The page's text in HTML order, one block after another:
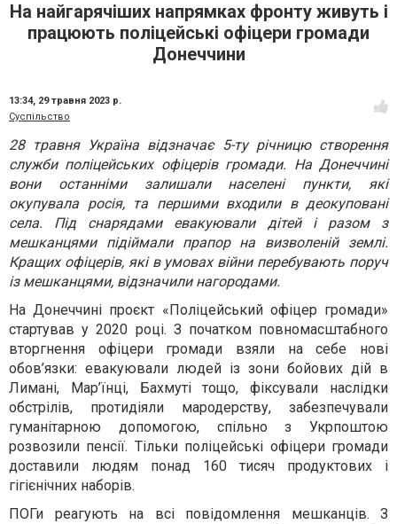
На найгарячіших напрямках фронту живуть і
працюють поліцейські офіцери громади
Донеччини
13:34, 29 травня 2023 р.
Суспільство
28 травня Україна відзначає 5-ту річницю створення
служби поліцейських офіцерів громади. На Донеччині
вони останніми залишали населені пункти, які
окупувала росія, та першими входили в деокуповані
села. Під снарядами евакуювали дітей і разом з
мешканцями підіймали прапор на визволеній землі.
Кращих офіцерів, які в умовах війни перебувають поруч
із мешканцями, відзначили нагородами.
На Донеччині проєкт «Поліцейський офіцер громади»
стартував у 2020 році. З початком повномасштабного
вторгнення офіцери громади взяли на себе нові
обов’язки: евакуювали людей із зони бойових дій в
Лимані, Мар’їнці, Бахмуті тощо, фіксували наслідки
обстрілів, протидіяли мародерству, забезпечували
гуманітарною допомогою, спільно з Укрпоштою
розвозили пенсії. Тільки поліцейські офіцери громади
доставили людям понад 160 тисяч продуктових і
гігієнічних наборів.
ПОГи реагують на всі повідомлення мешканців. З